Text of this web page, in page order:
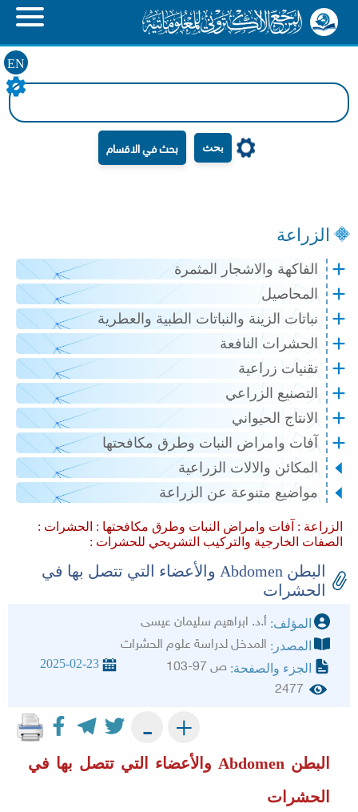
EN
بحث
الزراعة
الفاكهة والاشجار المثمرة
المحاصيل
نباتات الزينة والنباتات الطبية والعطرية
الحشرات النافعة
تقنيات زراعية
التصنيع الزراعي
الانتاج الحيواني
آفات وامراض النبات وطرق مكافحتها
المكائن والالات الزراعية
مواضيع متنوعة عن الزراعة
الزراعة : آفات وامراض النبات وطرق مكافحتها : الحشرات :
الصفات الخارجية والتركيب التشريحي للحشرات :
البطن Abdomen والأعضاء التي تتصل بها في
الحشرات
المؤلف: أ.د. ابراهيم سليمان عيسى
المصدر: المدخل لدراسة علوم الحشرات
الجزء والصفحة: ص 97-103 2025-02-23
2477
+
-
البطن Abdomen والأعضاء التي تتصل بها في
الحشرات